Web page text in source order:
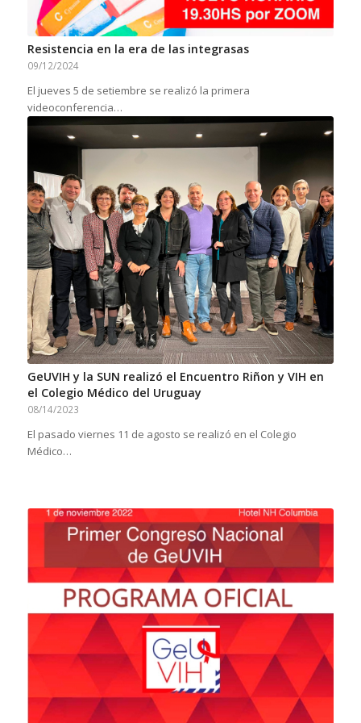
Resistencia en la era de las integrasas
09/12/2024
El jueves 5 de setiembre se realizó la primera
videoconferencia…
GeUVIH y la SUN realizó el Encuentro Riñon y VIH en
el Colegio Médico del Uruguay
08/14/2023
El pasado viernes 11 de agosto se realizó en el Colegio
Médico…